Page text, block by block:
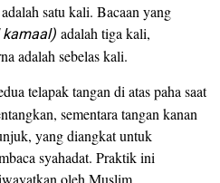
satu kali. Bacaan yang
adalah tiga kali,
adalah sebelas kali.
telapak tangan di atas paha saat
sementara tangan kanan
yang diangkat untuk
syahadat. Praktik ini
oleh Muslim.